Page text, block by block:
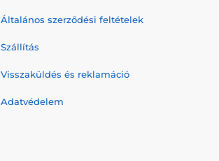
Általános szerződési feltételek
Szállítás
Visszaküldés és reklamáció
Adatvédelem